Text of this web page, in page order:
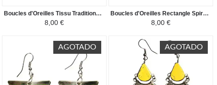
Boucles d'Oreilles Tissu Traditionnel Péruvien - Losange Jaune
8,00 €
Boucles d'Oreilles Rectangle Spirale - Tissu Traditionnel Péruvien - Rouge / Bleu
8,00 €
AGOTADO AGOTADO